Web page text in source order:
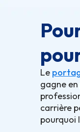
Le
gagne
carrière
pourquoi